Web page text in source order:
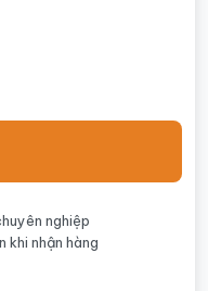
nghiệp
khi nhận hàng